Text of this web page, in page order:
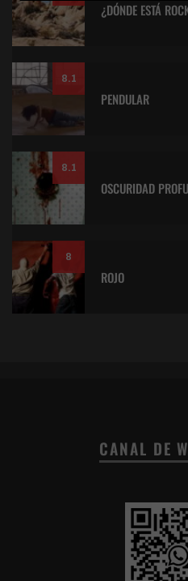
¿DÓNDE ESTÁ
8.1
PENDULAR
8.1
OSCURIDAD
8
ROJO
CANAL DE